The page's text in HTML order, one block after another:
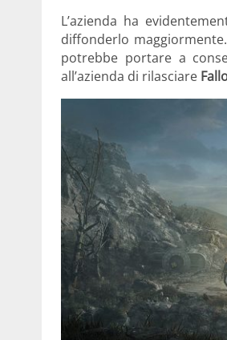
L’azienda ha
diffonderlo
potrebbe portare a
all’azienda di rilasciare